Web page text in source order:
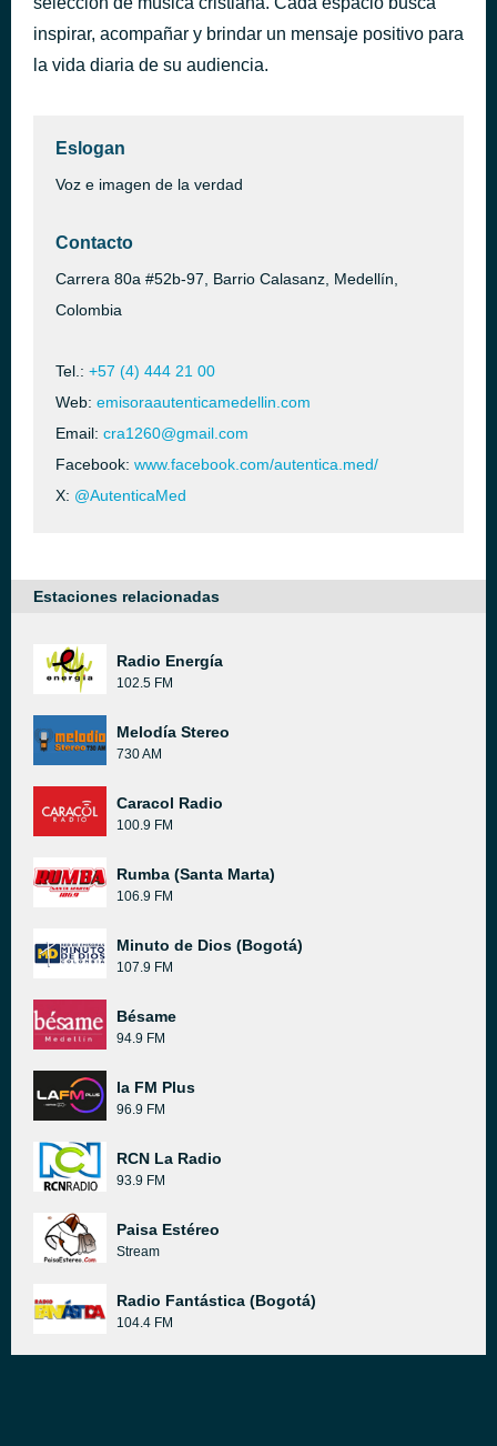
inspirar, acompañar y brindar un mensaje positivo para
la vida diaria de su audiencia.
Eslogan
Voz e imagen de la verdad
Contacto
Carrera 80a #52b-97, Barrio Calasanz, Medellín,
Colombia
Tel.: +57 (4) 444 21 00
Web: emisoraautenticamedellin.com
Email: cra1260@gmail.com
Facebook: www.facebook.com/autentica.med/
X: @AutenticaMed
Estaciones relacionadas
Radio Energía
102.5 FM
Melodía Stereo
730 AM
Caracol Radio
100.9 FM
Rumba (Santa Marta)
106.9 FM
Minuto de Dios (Bogotá)
107.9 FM
Bésame
94.9 FM
la FM Plus
96.9 FM
RCN La Radio
93.9 FM
Paisa Estéreo
Stream
Radio Fantástica (Bogotá)
104.4 FM